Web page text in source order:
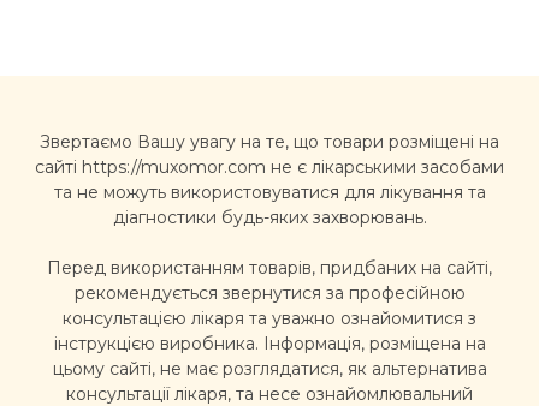
Звертаємо Вашу увагу на те, що товари розміщені на
сайті https://muxomor.com не є лікарськими засобами
та не можуть використовуватися для лікування та
діагностики будь-яких захворювань.
Перед використанням товарів, придбаних на сайті,
рекомендується звернутися за професійною
консультацією лікаря та уважно ознайомитися з
інструкцією виробника. Інформація, розміщена на
цьому сайті, не має розглядатися, як альтернатива
консультації лікаря, та несе ознайомлювальний